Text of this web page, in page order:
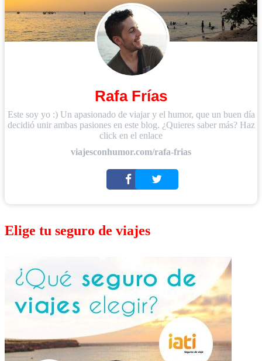
Rafa Frías
Este soy yo :) Un apasionado de viajar y el humor, que un buen día
decidió unir ambas pasiones en este blog. ¿Quieres saber más? Haz
click en el enlace
viajesconhumor.com/rafa-frias
Elige tu seguro de viajes